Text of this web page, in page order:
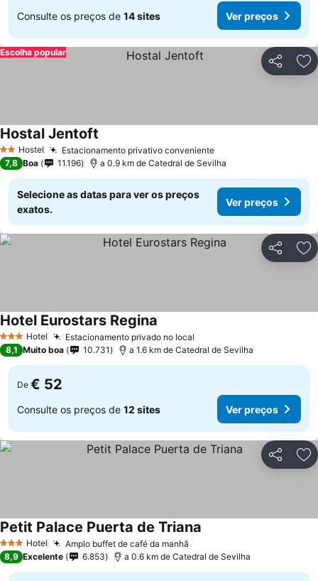
Consulte os preços de 14 sites Ver preços
Partilhar
Escolha popular
2 Estrelas
Hostel Estacionamento privativo convenienteVer preços
Hostal Jentoft
7,8 Boa 11.196 a 0.9 km de Catedral de Sevilha
Selecione as datas para ver os preços
exatos.
Ver preços
Partilhar
3 EstrelasHotel Estacionamento privado no local
Hotel Eurostars Regina
8,1 Muito boa 10.731 a 1.6 km de Catedral de Sevilha
De € 52
Consulte os preços de 12 sites Ver preços
Partilhar
3 EstrelasHotel Amplo buffet de café da manhã
Petit Palace Puerta de Triana
8,9 Excelente 6.853 a 0.6 km de Catedral de Sevilha